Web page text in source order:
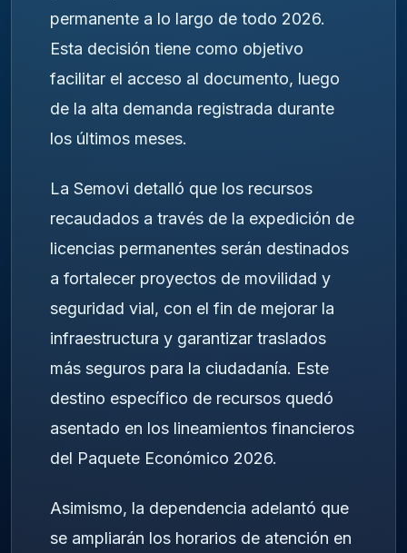
permanente a lo largo de todo 2026.
Esta decisión tiene como objetivo
facilitar el acceso al documento, luego
de la alta demanda registrada durante
los últimos meses.
La Semovi detalló que los recursos
recaudados a través de la expedición de
licencias permanentes serán destinados
a fortalecer proyectos de movilidad y
seguridad vial, con el fin de mejorar la
infraestructura y garantizar traslados
más seguros para la ciudadanía. Este
destino específico de recursos quedó
asentado en los lineamientos financieros
del Paquete Económico 2026.
Asimismo, la dependencia adelantó que
se ampliarán los horarios de atención en